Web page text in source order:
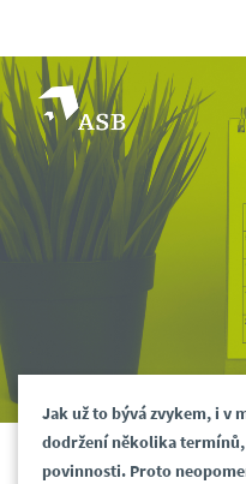
Jak už to bývá zvykem, i v
dodržení několika
povinnosti. Proto